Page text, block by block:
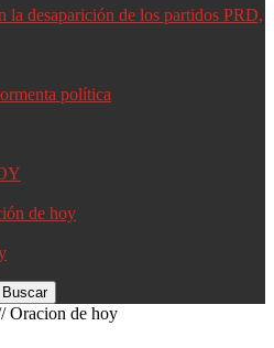
la desaparición de los partidos PRD,
política
de hoy
Oracion de hoy